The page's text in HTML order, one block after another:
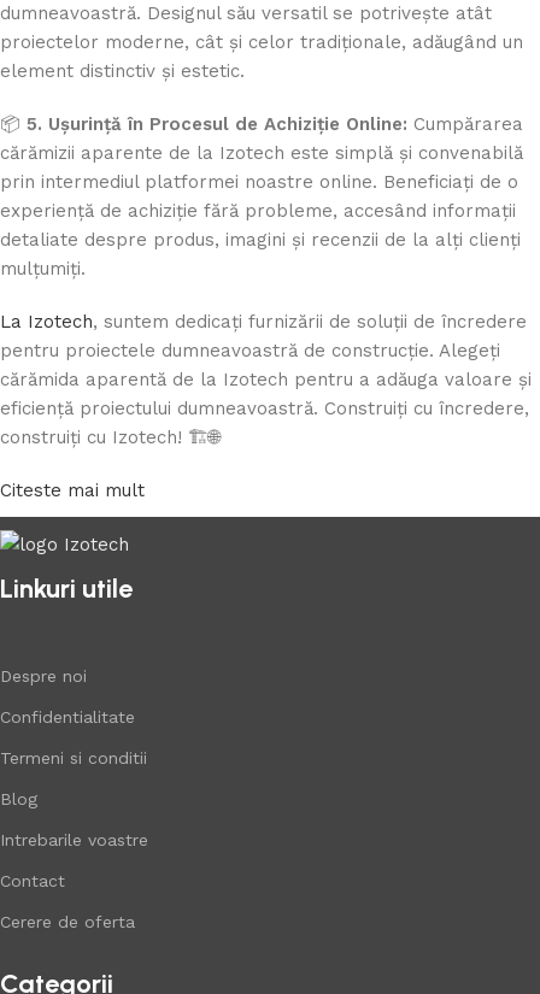
dumneavoastră. Designul său versatil se potrivește atât
proiectelor moderne, cât și celor tradiționale, adăugând un
element distinctiv și estetic.
📦 5. Ușurință în Procesul de Achiziție Online: Cumpărarea
cărămizii aparente de la Izotech este simplă și convenabilă
prin intermediul platformei noastre online. Beneficiați de o
experiență de achiziție fără probleme, accesând informații
detaliate despre produs, imagini și recenzii de la alți clienți
mulțumiți.
La Izotech, suntem dedicați furnizării de soluții de încredere
pentru proiectele dumneavoastră de construcție. Alegeți
cărămida aparentă de la Izotech pentru a adăuga valoare și
eficiență proiectului dumneavoastră. Construiți cu încredere,
construiți cu Izotech! 🏗️🌐
Citeste mai mult
Linkuri utile
Despre noi
Confidentialitate
Termeni si conditii
Blog
Intrebarile voastre
Contact
Cerere de oferta
Categorii